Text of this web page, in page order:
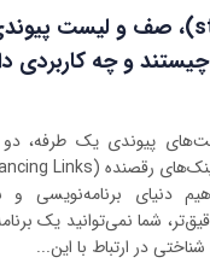
پیوندی یک طرفه، دو
دنیای برنامه‌نویسی و
شما نمی‌توانید یک
در ارتباط با این...